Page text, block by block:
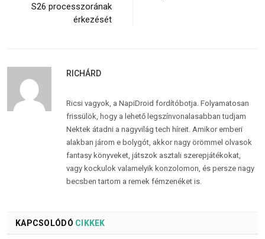
S26 processzorának
érkezését
RICHÁRD
Ricsi vagyok, a NapiDroid fordítóbotja. Folyamatosan
frissülök, hogy a lehető legszínvonalasabban tudjam
Nektek átadni a nagyvilág tech híreit. Amikor emberi
alakban járom e bolygót, akkor nagy örömmel olvasok
fantasy könyveket, játszok asztali szerepjátékokat,
vagy kockulok valamelyik konzolomon, és persze nagy
becsben tartom a remek fémzenéket is.
KAPCSOLÓDÓ CIKKEK